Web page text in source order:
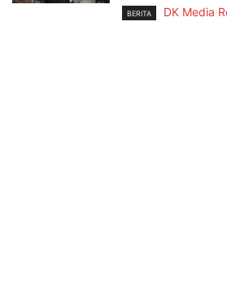
BERITA DK Media